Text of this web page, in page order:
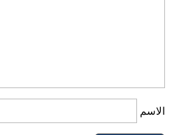
الاسم